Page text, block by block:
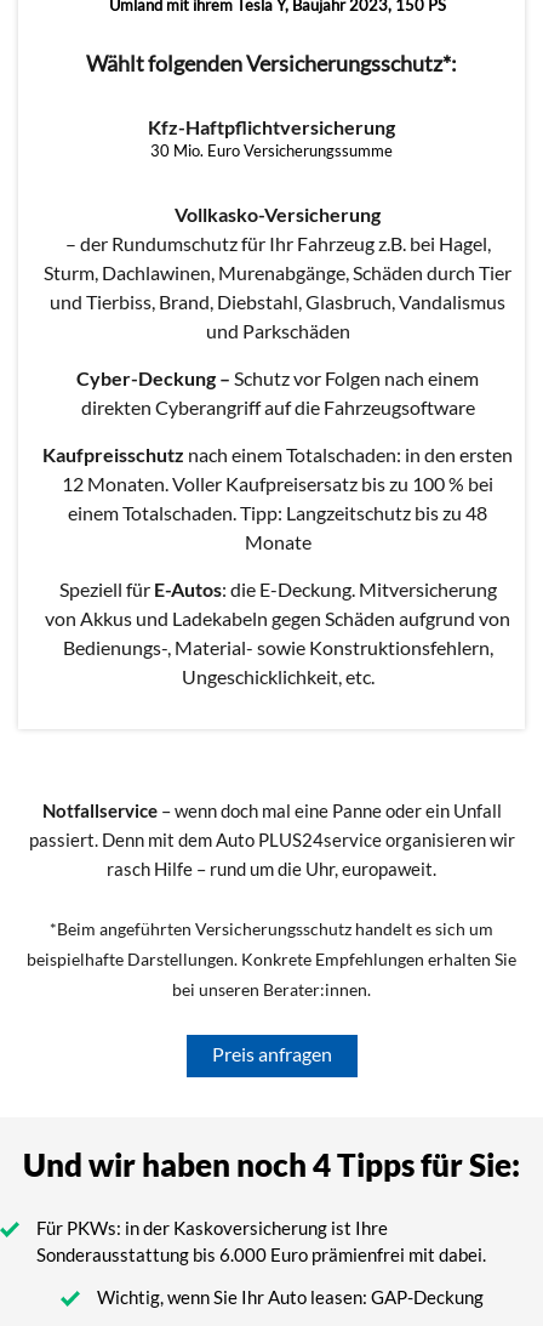
Umland mit ihrem Tesla Y, Baujahr 2023, 150 PS
Wählt folgenden Versicherungsschutz*:
Kfz-Haftpflichtversicherung
30 Mio. Euro Versicherungssumme
Vollkasko-Versicherung
– der Rundumschutz für Ihr Fahrzeug z.B. bei Hagel,
Sturm, Dachlawinen, Murenabgänge, Schäden durch Tier
und Tierbiss, Brand, Diebstahl, Glasbruch, Vandalismus
und Parkschäden
Cyber-Deckung – Schutz vor Folgen nach einem
direkten Cyberangriff auf die Fahrzeugsoftware
Kaufpreisschutz nach einem Totalschaden: in den ersten
12 Monaten. Voller Kaufpreisersatz bis zu 100 % bei
einem Totalschaden. Tipp: Langzeitschutz bis zu 48
Monate
Speziell für E-Autos: die E-Deckung. Mitversicherung
von Akkus und Ladekabeln gegen Schäden aufgrund von
Bedienungs-, Material- sowie Konstruktionsfehlern,
Ungeschicklichkeit, etc.
Notfallservice– wenn doch mal eine Panne oder ein Unfall
passiert. Denn mit dem Auto PLUS24service organisieren wir
rasch Hilfe – rund um die Uhr, europaweit.
*Beim angeführten Versicherungsschutz handelt es sich um
beispielhafte Darstellungen. Konkrete Empfehlungen erhalten Sie
bei unseren Berater:innen.
Preis anfragen
Und wir haben noch 4 Tipps für Sie:
Für PKWs: in der Kaskoversicherung ist Ihre
Sonderausstattung bis 6.000 Euro prämienfrei mit dabei.
Wichtig, wenn Sie Ihr Auto leasen: GAP-Deckung